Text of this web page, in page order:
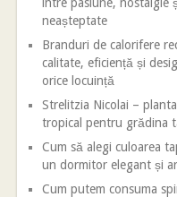
neașteptate
Branduri de calorifere
calitate, eficiență și
orice locuință
Strelitzia Nicolai –
tropical pentru grădina
Cum să alegi culoarea
un dormitor elegant și
Cum putem consuma